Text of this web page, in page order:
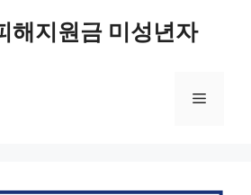
해지원금 미성년자
메